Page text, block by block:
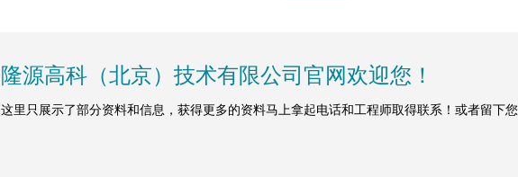
隆源高科（北京）技术有限公司官网欢迎您！
这里只展示了部分资料和信息，获得更多的资料马上拿起电话和工程师取得联系！或者留下